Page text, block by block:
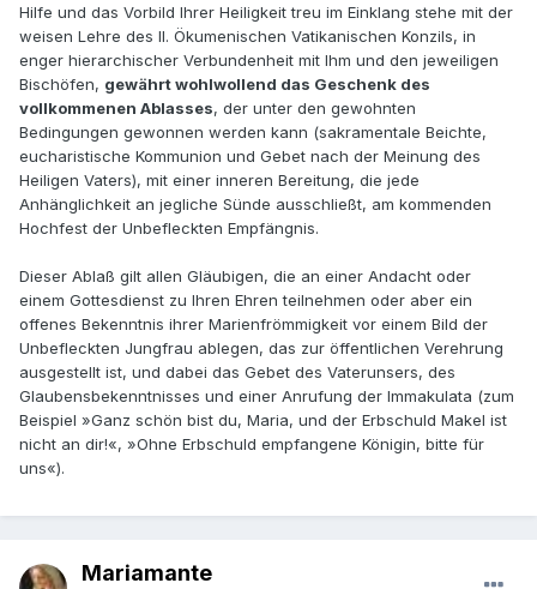
Hilfe und das Vorbild Ihrer Heiligkeit treu im Einklang stehe mit der
weisen Lehre des II. Ökumenischen Vatikanischen Konzils, in
enger hierarchischer Verbundenheit mit Ihm und den jeweiligen
Bischöfen, gewährt wohlwollend das Geschenk des
vollkommenen Ablasses, der unter den gewohnten
Bedingungen gewonnen werden kann (sakramentale Beichte,
eucharistische Kommunion und Gebet nach der Meinung des
Heiligen Vaters), mit einer inneren Bereitung, die jede
Anhänglichkeit an jegliche Sünde ausschließt, am kommenden
Hochfest der Unbefleckten Empfängnis.
Dieser Ablaß gilt allen Gläubigen, die an einer Andacht oder
einem Gottesdienst zu Ihren Ehren teilnehmen oder aber ein
offenes Bekenntnis ihrer Marienfrömmigkeit vor einem Bild der
Unbefleckten Jungfrau ablegen, das zur öffentlichen Verehrung
ausgestellt ist, und dabei das Gebet des Vaterunsers, des
Glaubensbekenntnisses und einer Anrufung der Immakulata (zum
Beispiel »Ganz schön bist du, Maria, und der Erbschuld Makel ist
nicht an dir!«, »Ohne Erbschuld empfangene Königin, bitte für
uns«).
Mariamante